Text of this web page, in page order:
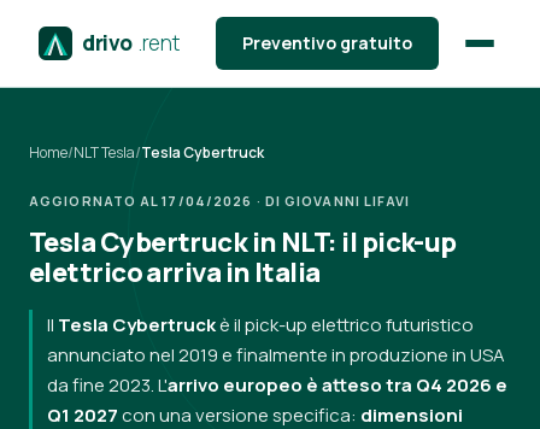
drivo .rent Preventivo gratuito
Home/NLT Tesla/Tesla Cybertruck
AGGIORNATO AL 17/04/2026 · DI GIOVANNI LIFAVI
Tesla Cybertruck in NLT: il pick-up
elettrico arriva in Italia
Il Tesla Cybertruckè il pick-up elettrico futuristico
annunciato nel 2019 e finalmente in produzione in USA
da fine 2023. L'arrivo europeo è atteso tra Q4 2026 e
Q1 2027con una versione specifica: dimensioni